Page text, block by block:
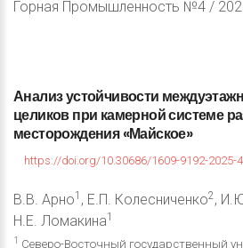
Горная Промышленность №4 /
Анализустойчивости
целиковпри камернойсистеме
месторождения «Майское»
https://doi.org/10.30686/1609-9192-2025-
В.В. Арно1 , Е.П. Колесниченко2,
Н.Е. Ломакина1
1 Северо-Восточный государственный